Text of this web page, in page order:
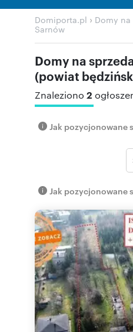
Domiporta.pl › Domy
Sarnów
Domy na
(powiat
Znaleziono 2
Jak pozycjonowane
Jak pozycjonowane